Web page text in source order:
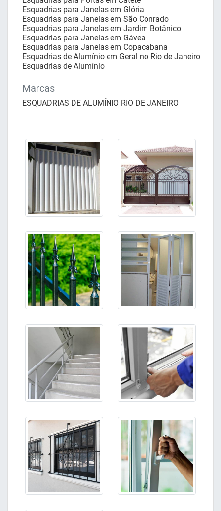
Esquadrias para Janelas em Glória
Esquadrias para Janelas em São Conrado
Esquadrias para Janelas em Jardim Botânico
Esquadrias para Janelas em Gávea
Esquadrias para Janelas em Copacabana
Esquadrias de Alumínio em Geral no Rio de Janeiro
Esquadrias de Alumínio
Marcas
ESQUADRIAS DE ALUMÍNIO RIO DE JANEIRO